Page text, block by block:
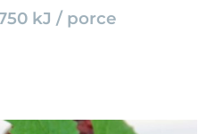
kJ / porce